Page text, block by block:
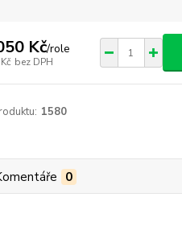
Kč/role
bez DPH
1580
0